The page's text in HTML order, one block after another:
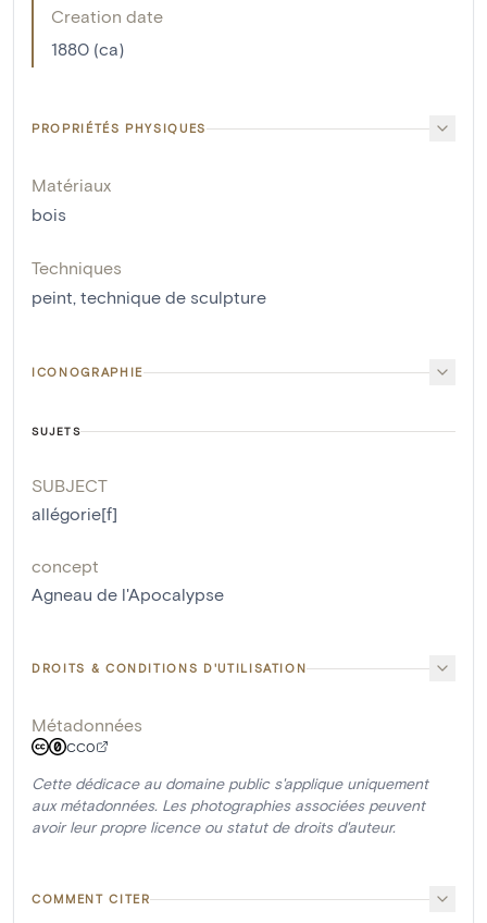
Creation date
1880 (ca)
PROPRIÉTÉS PHYSIQUES
Matériaux
bois
Techniques
peint, technique de sculpture
ICONOGRAPHIE
SUJETS
SUBJECT
allégorie[f]
concept
Agneau de l'Apocalypse
DROITS & CONDITIONS D'UTILISATION
Métadonnées
CC0
Cette dédicace au domaine public s'applique uniquement
aux métadonnées. Les photographies associées peuvent
avoir leur propre licence ou statut de droits d'auteur.
COMMENT CITER